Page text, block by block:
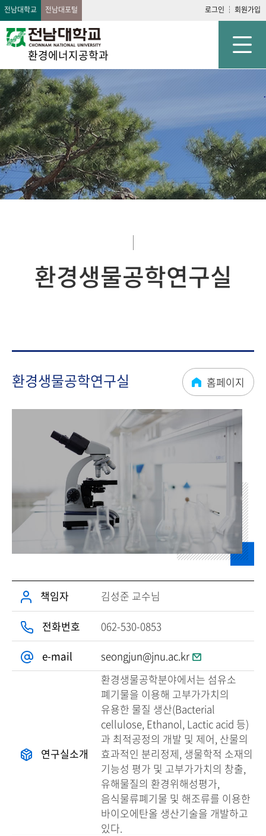
전남대학교 전남대포털 로그인 회원가입
환경에너지공학과
환경생물공학연구실
환경생물공학연구실 홈페이지
책임자 김성준 교수님
전화번호
062-530-0853
e-mail
seongjun@jnu.ac.kr
연구실소개
환경생물공학분야에서는 섬유소
폐기물을 이용해 고부가가치의
유용한 물질 생산(Bacterial
cellulose, Ethanol, Lactic acid 등)
과 최적공정의 개발 및 제어, 산물의
효과적인 분리정제, 생물학적 소재의
기능성 평가 및 고부가가치의 창출,
유해물질의 환경위해성평가,
음식물류폐기물 및 해조류를 이용한
바이오에탄올 생산기술을 개발하고
있다.